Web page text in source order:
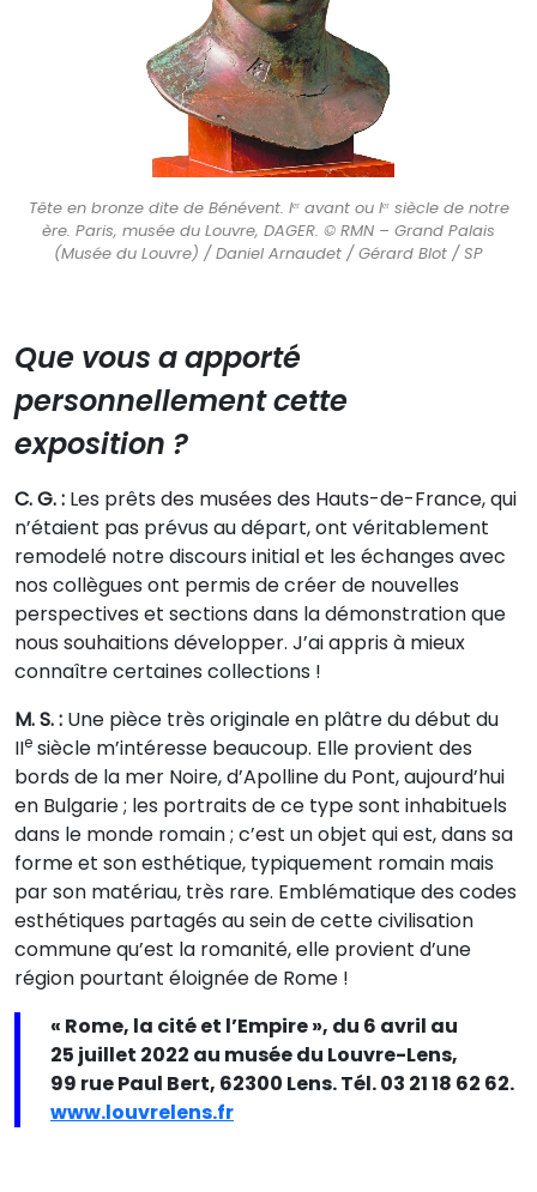
Tête en bronze dite de Bénévent. Iᵉʳ avant ou Iᵉʳ siècle de notre
ère. Paris, musée du Louvre, DAGER. © RMN – Grand Palais
(Musée du Louvre) / Daniel Arnaudet / Gérard Blot / SP
Que vous a apporté
personnellement cette
exposition ?
C. G. : Les prêts des musées des Hauts-de-France, qui
n’étaient pas prévus au départ, ont véritablement
remodelé notre discours initial et les échanges avec
nos collègues ont permis de créer de nouvelles
perspectives et sections dans la démonstration que
nous souhaitions développer. J’ai appris à mieux
connaître certaines collections !
M. S. : Une pièce très originale en plâtre du début du
IIe siècle m’intéresse beaucoup. Elle provient des
bords de la mer Noire, d’Apolline du Pont, aujourd’hui
en Bulgarie ; les portraits de ce type sont inhabituels
dans le monde romain ; c’est un objet qui est, dans sa
forme et son esthétique, typiquement romain mais
par son matériau, très rare. Emblématique des codes
esthétiques partagés au sein de cette civilisation
commune qu’est la romanité, elle provient d’une
région pourtant éloignée de Rome !
« Rome, la cité et l’Empire », du 6 avril au
25 juillet 2022 au musée du Louvre-Lens,
99 rue Paul Bert, 62300 Lens. Tél. 03 21 18 62 62.
www.louvrelens.fr